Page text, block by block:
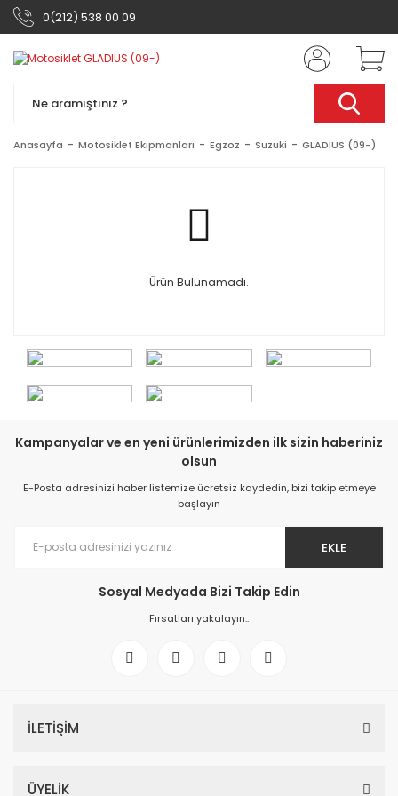
0(212) 538 00 09
Anasayfa Motosiklet Ekipmanları Egzoz Suzuki GLADIUS (09-)
Ürün Bulunamadı.
Kampanyalar ve en yeni ürünlerimizden ilk sizin haberiniz
olsun
E-Posta adresinizi haber listemize ücretsiz kaydedin, bizi takip etmeye
başlayın
EKLE
Sosyal Medyada Bizi Takip Edin
Fırsatları yakalayın..
İLETİŞİM
ÜYELİK